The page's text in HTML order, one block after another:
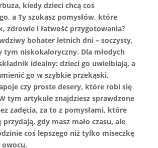
kiedy dzieci chcą coś
a Ty szukasz pomysłów, które
zdrowie i łatwość przygotowania?
bohater letnich dni – soczysty,
tym niskokaloryczny. Dla młodych
idealny: dzieci go uwielbiają, a
go w szybkie przekąski,
czy proste desery, które robi się
tym artykule znajdziesz sprawdzone
zadęcia, za to z pomysłami, które
przydają, gdy masz mało czasu, ale
coś lepszego niż tylko miseczkę